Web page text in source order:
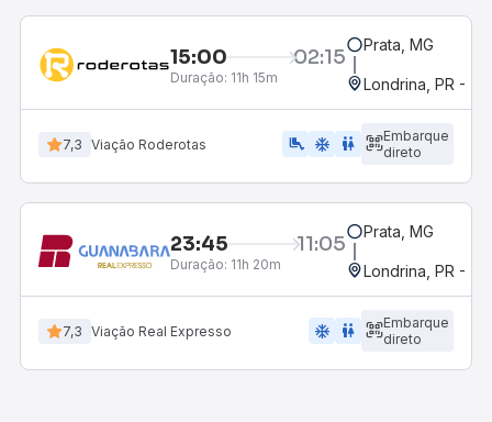
15:00 02:15
Duração: 11h 15m
Prata, MG
Londrina, PR -
7,3 Viação Roderotas airline_seat_legroom_extra ac_unit wc
Embarque
direto
23:45 11:05
Duração: 11h 20m
Prata, MG
Londrina, PR -
7,3 Viação Real Expresso ac_unit wc
Embarque
direto